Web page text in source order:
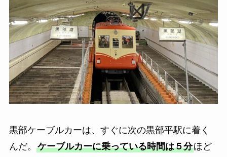
黒部ケーブルカーは、すぐに次の黒部平駅に着く
んだ。 ケーブルカーに乗っている時間は５分ほど